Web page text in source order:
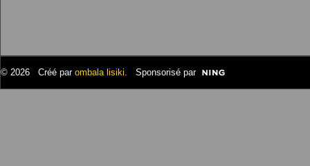
© 2026 Créé par ombala lisiki. Sponsorisé par